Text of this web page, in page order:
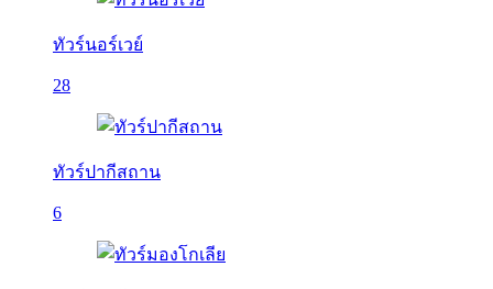
ทัวร์นอร์เวย์
28
ทัวร์ปากีสถาน
6